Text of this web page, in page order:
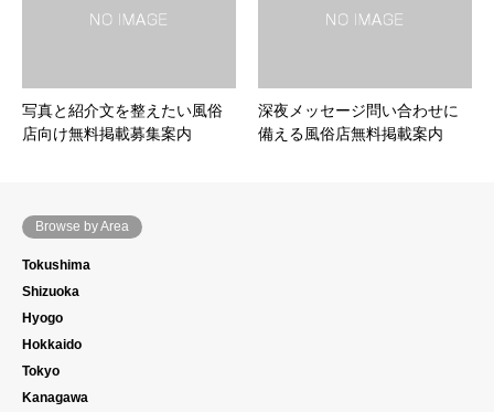
写真と紹介文を整えたい風俗
店向け無料掲載募集案内
深夜メッセージ問い合わせに
備える風俗店無料掲載案内
Browse by Area
Tokushima
Shizuoka
Hyogo
Hokkaido
Tokyo
Kanagawa